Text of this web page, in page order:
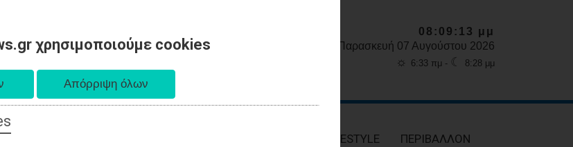
χρησιμοποιούμε cookies
08:09:15 μμ
Παρασκευή 07 Αυγούστου 2026
☼ 6:33 πμ - ☾ 8:28 μμ
LIFESTYLE ΠΕΡΙΒΑΛΛΟΝ